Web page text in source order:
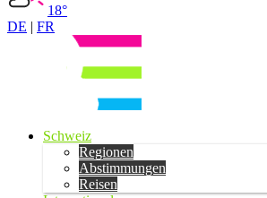
18°
DE | FR
Schweiz
Regionen
Abstimmungen
Reisen